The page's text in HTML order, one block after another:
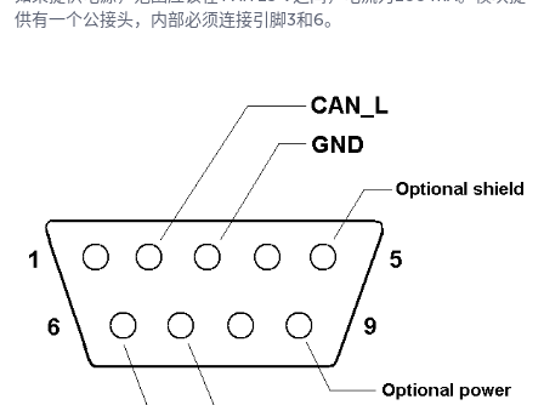
供有一个公接头，内部必须连接引脚3和6。